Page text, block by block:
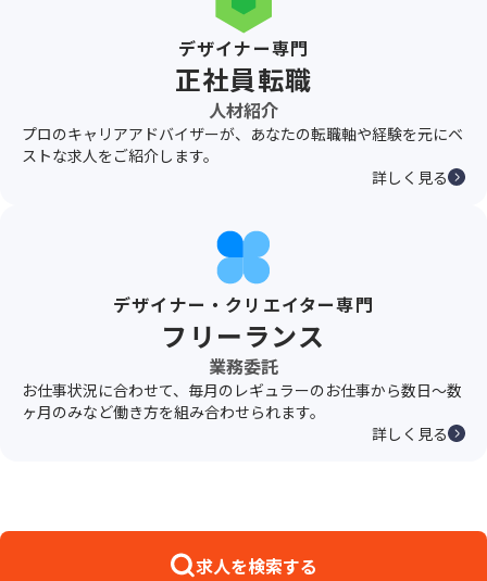
デザイナー専門
正社員転職
人材紹介
プロのキャリアアドバイザーが、あなたの転職軸や経験を元にベ
ストな求人をご紹介します。
詳しく見る
デザイナー・クリエイター専門
フリーランス
業務委託
お仕事状況に合わせて、毎月のレギュラーのお仕事から数日〜数
ヶ月のみなど働き方を組み合わせられます。
詳しく見る
求人を検索する